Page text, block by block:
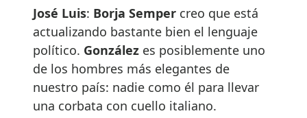
José Luis: Borja Semper creo que está
actualizando bastante bien el lenguaje
político. González es posiblemente uno
de los hombres más elegantes de
nuestro país: nadie como él para llevar
una corbata con cuello italiano.